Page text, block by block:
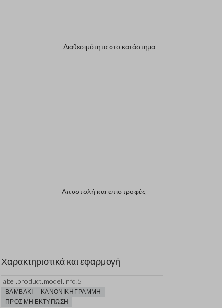
Διαθεσιμότητα στο κατάστημα
Αποστολή και επιστροφές
Χαρακτηριστικά και εφαρμογή
label.product.model.info.5
ΒΑΜΒΆΚΙ
ΚΑΝΟΝΙΚΉ ΓΡΑΜΜΉ
ΠΡΟΣ ΜΗ ΕΚΤΎΠΩΣΗ